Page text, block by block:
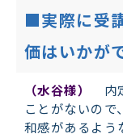
■実際に受
価はいかが
（水谷様）
内
ことがないの
和感があるよう